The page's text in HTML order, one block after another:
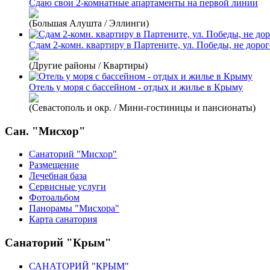
Сдаю свои 2-комнатные апартаменты на первой линии
(Большая Алушта / Эллинги)
Сдам 2-комн. квартиру в Партените, ул. Победы, не
(Другие районы / Квартиры)
Отель у моря с бассейном - отдых и жилье в Крыму
(Севастополь и окр. / Мини-гостиницы и пансионаты)
Сан. "Мисхор"
Санаторий "Мисхор"
Размещение
Лечебная база
Сервисные услуги
Фотоальбом
Панорамы "Мисхора"
Карта санатория
Санаторий "Крым"
САНАТОРИЙ "КРЫМ"